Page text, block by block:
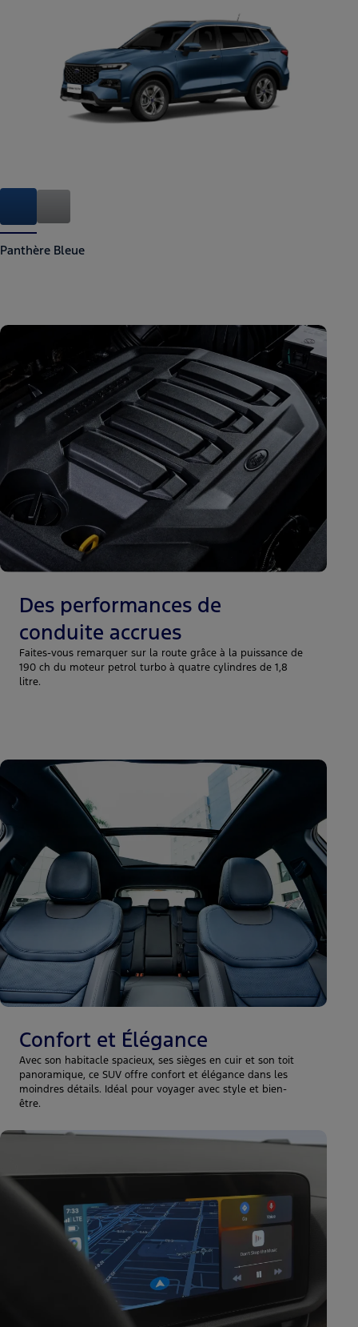
Panthère Bleue
Des performances de
conduite accrues
Faites-vous remarquer sur la route grâce à la puissance de
190 ch du moteur petrol turbo à quatre cylindres de 1,8
litre.
Confort et Élégance
Avec son habitacle spacieux, ses sièges en cuir et son toit
panoramique, ce SUV offre confort et élégance dans les
moindres détails. Idéal pour voyager avec style et bien-
être.